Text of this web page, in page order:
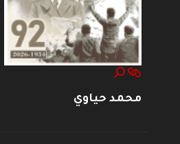
محمد حياوي